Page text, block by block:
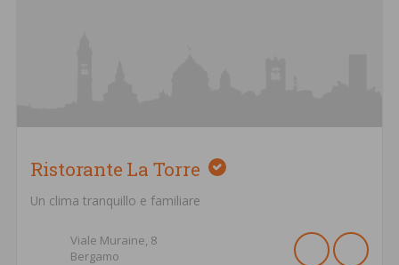
Ristorante La Torre
Un clima tranquillo e familiare
Viale Muraine, 8
Bergamo